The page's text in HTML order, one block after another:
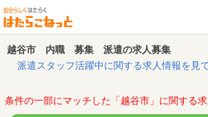
越谷市 内職 募集 派遣の求人募集
派遣スタッフ活躍中に関する求人情報を見
条件の一部にマッチした「越谷市」に関する求